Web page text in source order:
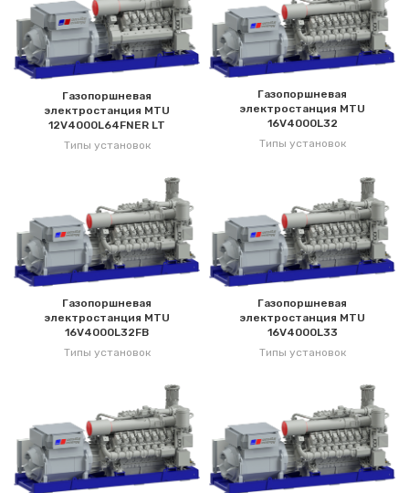
Газопоршневая
электростанция MTU
12V4000L64FNER LT
Типы установок
Газопоршневая
электростанция MTU
16V4000L32
Типы установок
Газопоршневая
электростанция MTU
16V4000L32FB
Типы установок
Газопоршневая
электростанция MTU
16V4000L33
Типы установок